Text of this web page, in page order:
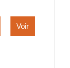
Voir